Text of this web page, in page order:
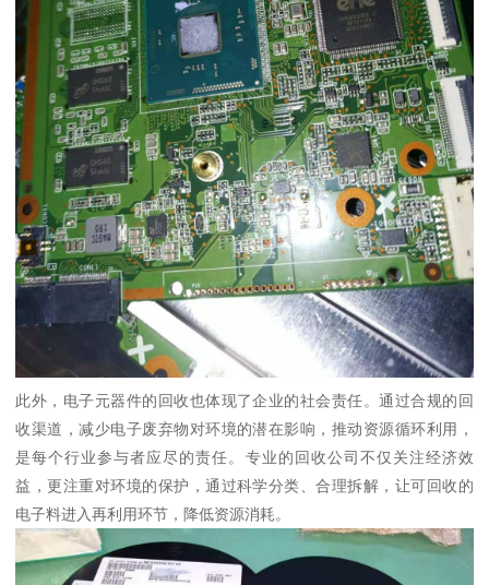
此外，电子元器件的回收也体现了企业的社会责任。通过合规的回
收渠道，减少电子废弃物对环境的潜在影响，推动资源循环利用，
是每个行业参与者应尽的责任。专业的回收公司不仅关注经济效
益，更注重对环境的保护，通过科学分类、合理拆解，让可回收的
电子料进入再利用环节，降低资源消耗。